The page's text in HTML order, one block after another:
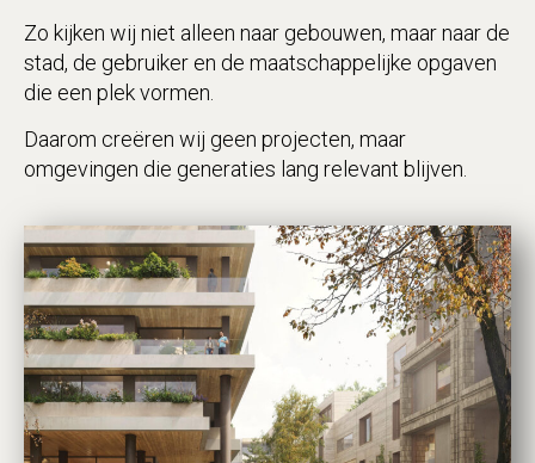
Zo kijken wij niet alleen naar gebouwen, maar naar de
stad, de gebruiker en de maatschappelijke opgaven
die een plek vormen.
Daarom creëren wij geen projecten, maar
omgevingen die generaties lang relevant blijven.